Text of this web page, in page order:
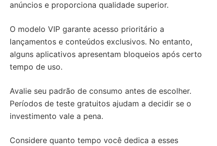
anúncios e proporciona qualidade superior.
O modelo VIP garante acesso prioritário a
lançamentos e conteúdos exclusivos. No entanto,
alguns aplicativos apresentam bloqueios após certo
tempo de uso.
Avalie seu padrão de consumo antes de escolher.
Períodos de teste gratuitos ajudam a decidir se o
investimento vale a pena.
Considere quanto tempo você dedica a esses